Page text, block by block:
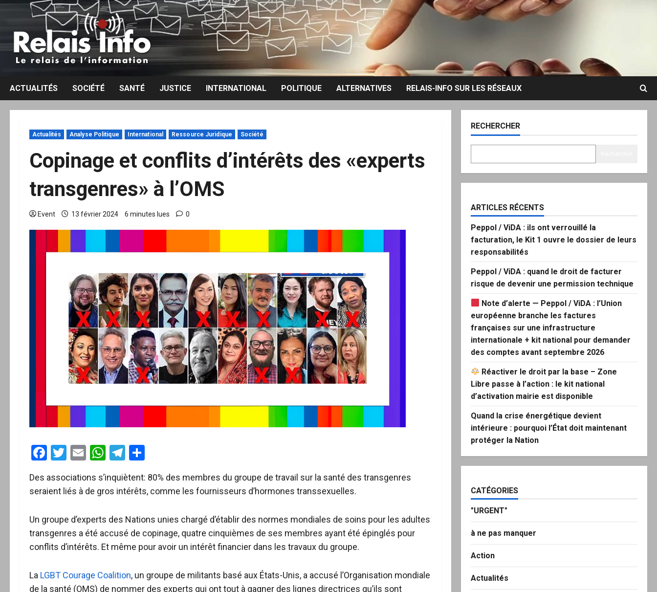
Aller
contenu
ACTUALITÉS SOCIÉTÉ SANTÉ JUSTICE INTERNATIONAL POLITIQUE ALTERNATIVES RELAIS-INFO SUR LES RÉSEAUX
Actualités Analyse Politique International Ressource Juridique Société
Copinage et conflits d’intérêts des «experts
transgenres» à l’OMS
Event 13 février 2024 6 minutes lues 0
Facebook
Twitter
EmailWhatsApp
Telegram
Des associations s’inquiètent: 80% des membres du groupe de travail sur la santé des transgenres
seraient liés à de gros intérêts, comme les fournisseurs d’hormones transsexuelles.
Un groupe d’experts des Nations unies chargé d’établir des normes mondiales de soins pour les adultes
transgenres a été accusé de copinage, quatre cinquièmes de ses membres ayant été épinglés pour
conflits d’intérêts. Et même pour avoir un intérêt financier dans les travaux du groupe.
La LGBT Courage Coalition, un groupe de militants basé aux États-Unis, a accusé l’Organisation mondiale
de la santé (OMS) de nommer des experts qui ont tout à gagner des lignes directrices qu’ils sont
RECHERCHER
ARTICLES RÉCENTS
Peppol / ViDA : ils ont verrouillé la
facturation, le Kit 1 ouvre le dossier de leurs
responsabilités
Peppol / ViDA : quand le droit de facturer
risque de devenir une permission technique
Note d’alerte — Peppol / ViDA : l’Union
européenne branche les factures
françaises sur une infrastructure
internationale + kit national pour demander
des comptes avant septembre 2026
Réactiver le droit par la base – Zone
Libre passe à l’action : le kit national
d’activation mairie est disponible
Quand la crise énergétique devient
intérieure : pourquoi l’État doit maintenant
protéger la Nation
CATÉGORIES
"URGENT"
à ne pas manquer
Action
Actualités